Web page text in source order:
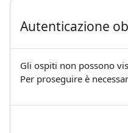
Autenticazione
Gli ospiti non possono
Per proseguire è